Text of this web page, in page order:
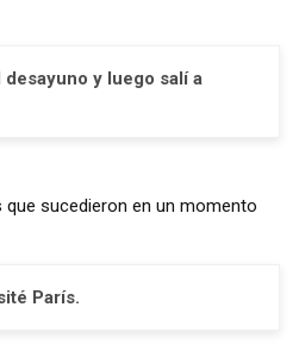
y luego salí a
que sucedieron en un momento
París.